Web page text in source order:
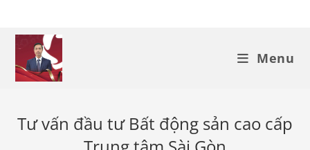
Menu
Tư vấn đầu tư Bất động sản cao cấp